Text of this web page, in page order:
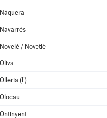
Náquera
Navarrés
Novelé / Novetlè
Oliva
Olleria (l')
Olocau
Ontinyent